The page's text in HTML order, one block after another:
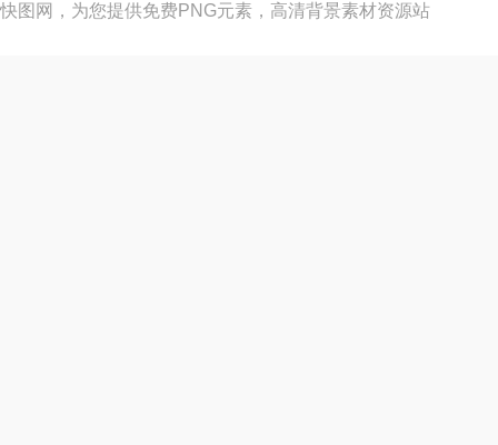
快图网，为您提供免费PNG元素，高清背景素材资源站